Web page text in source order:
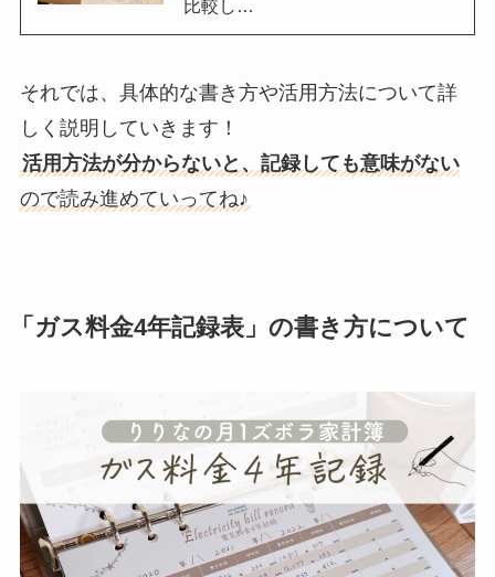
比較し…
それでは、具体的な書き方や活用方法について詳
しく説明していきます！
活用方法が分からないと、記録しても意味がない
ので読み進めていってね♪
「ガス料金4年記録表」の書き方について